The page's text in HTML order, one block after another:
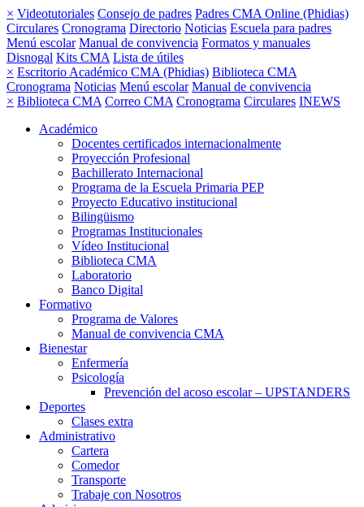
× Videotutoriales Consejo de padres Padres CMA Online (Phidias)
Circulares Cronograma Directorio Noticias Escuela para padres
Menú escolar Manual de convivencia Formatos y manuales
Disnogal Kits CMA Lista de útiles
× Escritorio Académico CMA (Phidias) Biblioteca CMA
Cronograma Noticias Menú escolar Manual de convivencia
× Biblioteca CMA Correo CMA Cronograma Circulares INEWS
Académico
Docentes certificados internacionalmente
Proyección Profesional
Bachillerato Internacional
Programa de la Escuela Primaria PEP
Proyecto Educativo institucional
Bilingüismo
Programas Institucionales
Vídeo Institucional
Biblioteca CMA
Laboratorio
Banco Digital
Formativo
Programa de Valores
Manual de convivencia CMA
Bienestar
Enfermería
Psicología
Prevención del acoso escolar – UPSTANDERS
Deportes
Clases extra
Administrativo
Cartera
Comedor
Transporte
Trabaje con Nosotros